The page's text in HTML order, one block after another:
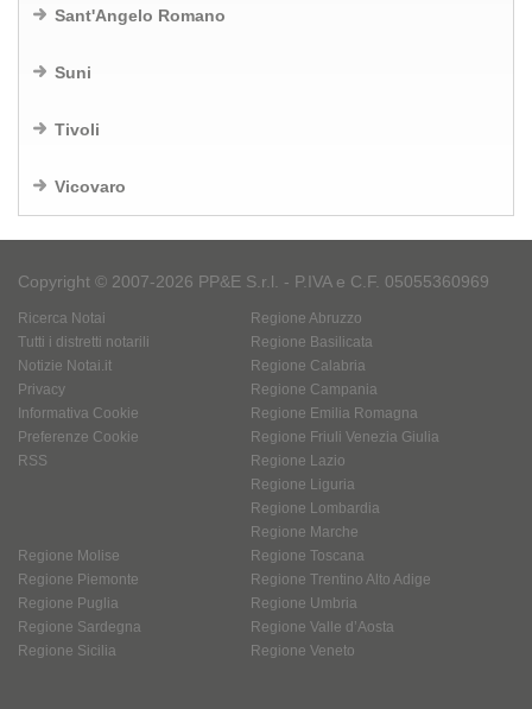
Sant'Angelo Romano
Suni
Tivoli
Vicovaro
Copyright © 2007-2026 PP&E S.r.l. - P.IVA e C.F. 05055360969
Ricerca Notai
Tutti i distretti notarili
Notizie Notai.it
Privacy
Informativa Cookie
Preferenze Cookie
RSS
Regione Abruzzo
Regione Basilicata
Regione Calabria
Regione Campania
Regione Emilia Romagna
Regione Friuli Venezia Giulia
Regione Lazio
Regione Liguria
Regione Lombardia
Regione Marche
Regione Molise
Regione Piemonte
Regione Puglia
Regione Sardegna
Regione Sicilia
Regione Toscana
Regione Trentino Alto Adige
Regione Umbria
Regione Valle d’Aosta
Regione Veneto